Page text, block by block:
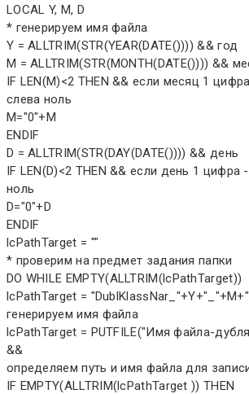
LOCAL Y, M, D
* генерируем имя файла
Y = ALLTRIM(STR(YEAR(DATE()))) && год
M = ALLTRIM(STR(MONTH(DATE()))) &&
IF LEN(M)<2 THEN && если месяц 1
слева ноль
M="0"+M
ENDIF
D = ALLTRIM(STR(DAY(DATE()))) && день
IF LEN(D)<2 THEN && если день 1 цифра
ноль
D="0"+D
ENDIF
lcPathTarget = ""
* проверим на предмет задания папки
DO WHILE EMPTY(ALLTRIM(lcPathTarget))
lcPathTarget =
генерируем имя файла
lcPathTarget = PUTFILE("Имя файла-
&&
определяем путь и имя файла для
IF EMPTY(ALLTRIM(lcPathTarget )) THEN